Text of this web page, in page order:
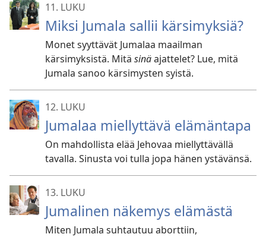
11. LUKU
Miksi Jumala sallii kärsimyksiä?
Monet syyttävät Jumalaa maailman
kärsimyksistä. Mitä sinäajattelet? Lue, mitä
Jumala sanoo kärsimysten syistä.
12. LUKU
Jumalaa miellyttävä elämäntapa
On mahdollista elää Jehovaa miellyttävällä
tavalla. Sinusta voi tulla jopa hänen ystävänsä.
13. LUKU
Jumalinen näkemys elämästä
Miten Jumala suhtautuu aborttiin,